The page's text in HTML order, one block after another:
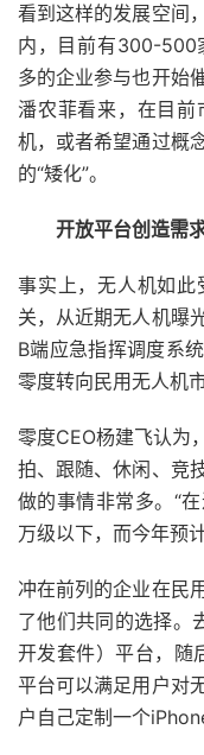
看到这样的发展空间
内，目前有300-500
多的企业参与也开始
潘农菲看来，在目
机，或者希望通过概
的“矮化”。
开放平台创造需
事实上，无人机如此
关，从近期无人机曝
B端应急指挥调度系
零度转向民用无人机
零度CEO杨建飞认为
拍、跟随、休闲、竞
做的事情非常多。“
万级以下，而今年预
冲在前列的企业在民
了他们共同的选择。
开发套件）平台，随
平台可以满足用户对
户自己定制一个